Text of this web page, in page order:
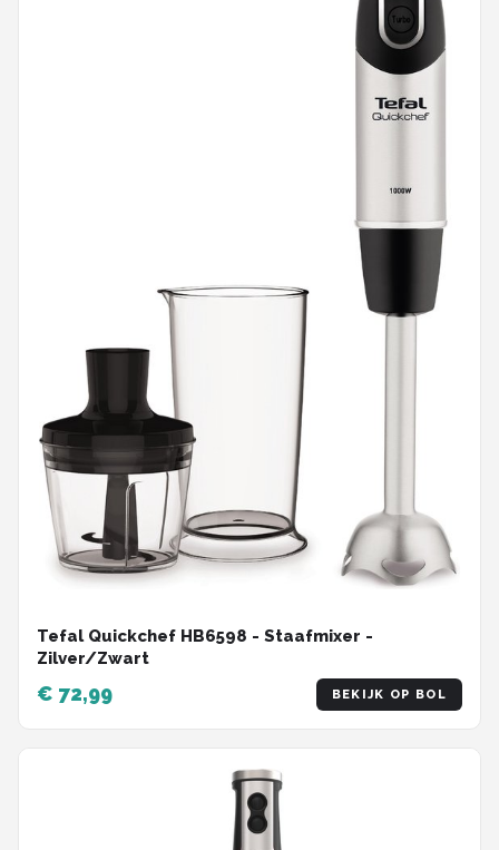
Tefal Quickchef HB6598 - Staafmixer -
Zilver/Zwart
€ 72,99 BEKIJK OP BOL